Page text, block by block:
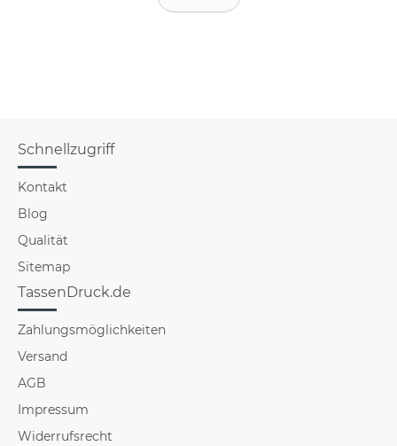
Schnellzugriff
Kontakt
Blog
Qualität
Sitemap
TassenDruck.de
Zahlungsmöglichkeiten
Versand
AGB
Impressum
Widerrufsrecht